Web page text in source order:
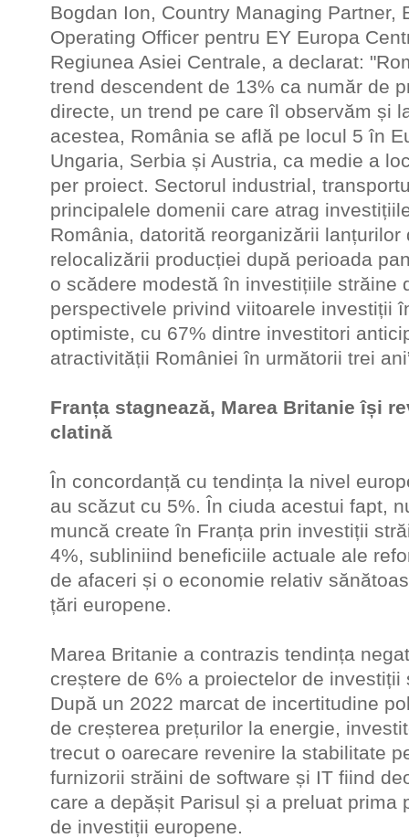
Bogdan Ion, Country Managing Partner,
Operating Officer pentru EY Europa
Regiunea Asiei Centrale, a declarat:
trend descendent de 13% ca număr de
directe, un trend pe care îl observăm și
acestea, România se află pe locul 5 în
Ungaria, Serbia și Austria, ca medie a
per proiect. Sectorul industrial,
principalele domenii care atrag
România, datorită reorganizării
relocalizării producției după perioada
o scădere modestă în investițiile străine
perspectivele privind viitoarele investiții
optimiste, cu 67% dintre investitori
atractivității României în următorii trei
Franța stagnează, Marea Britanie își
clatină
În concordanță cu tendința la nivel
au scăzut cu 5%. În ciuda acestui fapt,
muncă create în Franța prin investiții
4%, subliniind beneficiile actuale ale
de afaceri și o economie relativ
țări europene.
Marea Britanie a contrazis tendința
creștere de 6% a proiectelor de
După un 2022 marcat de incertitudine
de creșterea prețurilor la energie,
trecut o oarecare revenire la stabilitate
furnizorii străini de software și IT fiind
care a depășit Parisul și a preluat prima
de investiții europene.